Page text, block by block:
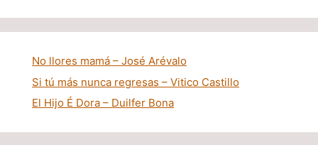
No llores mamá – José Arévalo
Si tú más nunca regresas – Vitico Castillo
El Hijo É Dora – Duilfer Bona